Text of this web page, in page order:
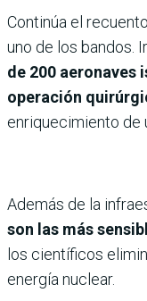
Continúa el
uno de los bandos.
de 200 aeronaves
operación
enriquecimiento de
Además de la
son las más
los científicos
energía nuclear.